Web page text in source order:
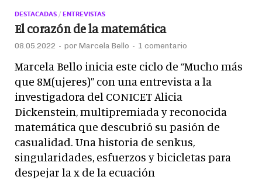
DESTACADAS / ENTREVISTAS
El corazón de la matemática
08.05.2022 - por Marcela Bello - 1 comentario
Marcela Bello inicia este ciclo de “Mucho más
que 8M(ujeres)” con una entrevista a la
investigadora del CONICET Alicia
Dickenstein, multipremiada y reconocida
matemática que descubrió su pasión de
casualidad. Una historia de senkus,
singularidades, esfuerzos y bicicletas para
despejar la x de la ecuación